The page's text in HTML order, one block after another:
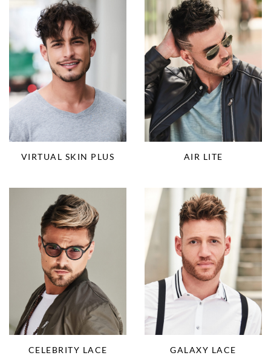
VIRTUAL SKIN PLUS AIR LITE
CELEBRITY LACE GALAXY LACE